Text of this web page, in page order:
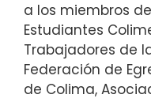
a los miembros
Estudiantes
Trabajadores de
Federación de
de Colima,